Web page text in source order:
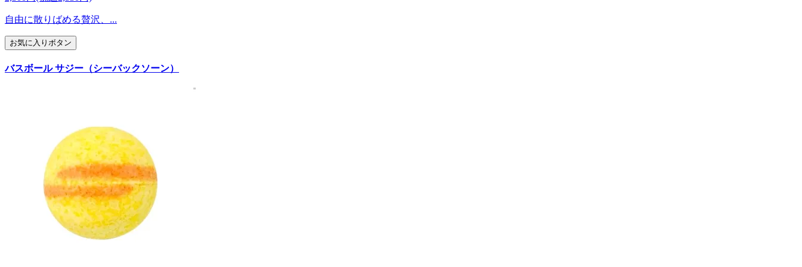
自由に散りばめる贅沢、...
お気に入りボタン
バスボール サジー（シーバックソーン）